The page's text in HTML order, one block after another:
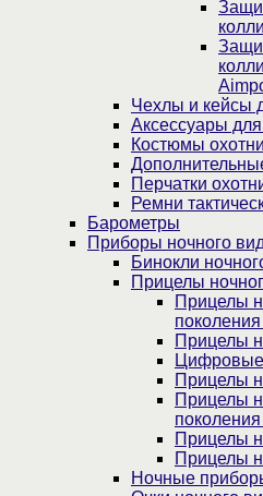
Чехлы и кейсы
Аксессуары для
Костюмы
Перчатки
Ремни
Барометры
Приборы ночного
Бинокли
Прицелы
Прицелы
Прицелы
Цифровые
Прицелы
Прицелы
Прицелы
Прицелы
Ночные